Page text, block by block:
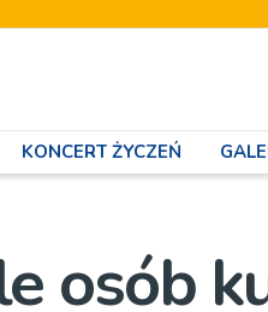
KONCERT ŻYCZEŃ
osób